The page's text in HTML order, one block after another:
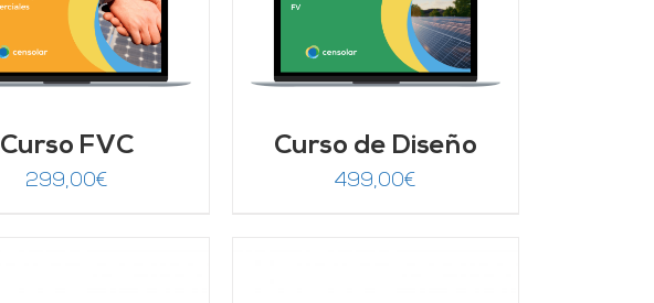
Curso FVC
299,00€
Valorado
4.67de 5
AÑADIR AL CARRITO
DETALLES
Curso de Diseño
499,00€